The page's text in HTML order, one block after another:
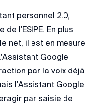
personnel 2.0,
l'ESIPE. En plus
net, il est en mesure
Google
par la voix déjà
l'Assistant Google
par saisie de